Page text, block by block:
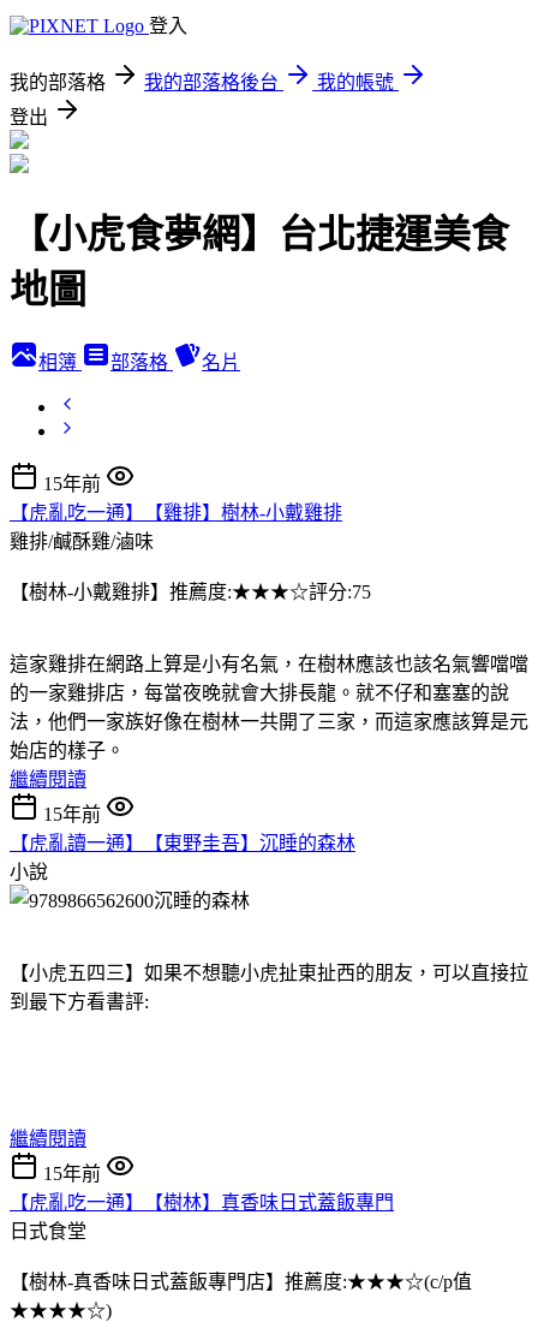
登入
我的部落格 我的部落格後台
我的帳號
登出
【小虎食夢網】台北捷運美食
地圖
相簿 部落格 名片
15年前
【虎亂吃一通】【雞排】樹林-小戴雞排
雞排/鹹酥雞/滷味
【樹林-小戴雞排】推薦度:★★★☆評分:75
這家雞排在網路上算是小有名氣，在樹林應該也該名氣響噹噹
的一家雞排店，每當夜晚就會大排長龍。就不仔和塞塞的說
法，他們一家族好像在樹林一共開了三家，而這家應該算是元
始店的樣子。
繼續閱讀
15年前
【虎亂讀一通】【東野圭吾】沉睡的森林
小說
【小虎五四三】如果不想聽小虎扯東扯西的朋友，可以直接拉
到最下方看書評:
繼續閱讀
15年前
【虎亂吃一通】【樹林】真香味日式蓋飯專門
日式食堂
【樹林-真香味日式蓋飯專門店】推薦度:★★★☆(c/p值
★★★★☆)